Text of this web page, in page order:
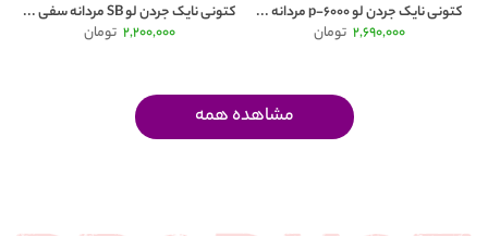
کتونی نایک جردن لو p-6000 مردانه ...
2,690,000 تومان
کتونی نایک جردن لو SB مردانه سفی ...
2,200,000 تومان
مشاهده همه